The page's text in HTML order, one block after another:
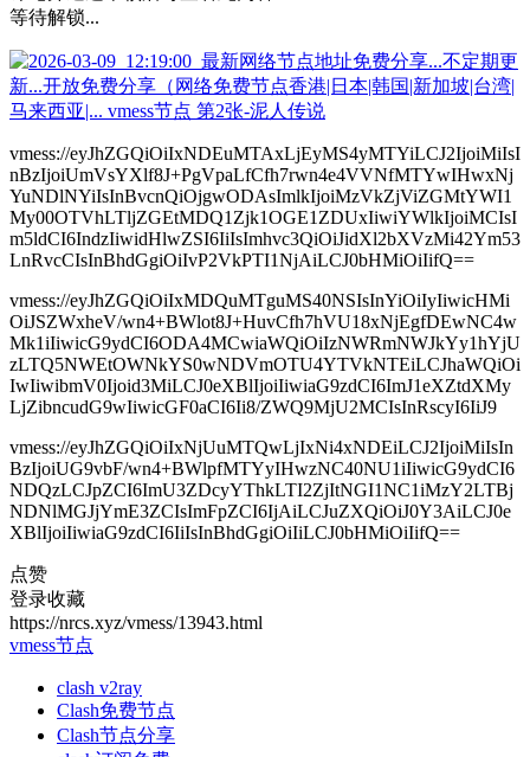
等待解锁...
vmess://eyJhZGQiOiIxNDEuMTAxLjEyMS4yMTYiLCJ2IjoiMiIsI
nBzIjoiUmVsYXlf8J+PgVpaLfCfh7rwn4e4VVNfMTYwIHwxNj
YuNDlNYiIsInBvcnQiOjgwODAsImlkIjoiMzVkZjViZGMtYWI1
My00OTVhLTljZGEtMDQ1Zjk1OGE1ZDUxIiwiYWlkIjoiMCIsI
m5ldCI6IndzIiwidHlwZSI6IiIsImhvc3QiOiJidXl2bXVzMi42Ym53
LnRvcCIsInBhdGgiOiIvP2VkPTI1NjAiLCJ0bHMiOiIifQ==
vmess://eyJhZGQiOiIxMDQuMTguMS40NSIsInYiOiIyIiwicHMi
OiJSZWxheV/wn4+BWlot8J+HuvCfh7hVU18xNjEgfDEwNC4w
Mk1iIiwicG9ydCI6ODA4MCwiaWQiOiIzNWRmNWJkYy1hYjU
zLTQ5NWEtOWNkYS0wNDVmOTU4YTVkNTEiLCJhaWQiOi
IwIiwibmV0Ijoid3MiLCJ0eXBlIjoiIiwiaG9zdCI6ImJ1eXZtdXMy
LjZibncudG9wIiwicGF0aCI6Ii8/ZWQ9MjU2MCIsInRscyI6IiJ9
vmess://eyJhZGQiOiIxNjUuMTQwLjIxNi4xNDEiLCJ2IjoiMiIsIn
BzIjoiUG9vbF/wn4+BWlpfMTYyIHwzNC40NU1iIiwicG9ydCI6
NDQzLCJpZCI6ImU3ZDcyYThkLTI2ZjItNGI1NC1iMzY2LTBj
NDNlMGJjYmE3ZCIsImFpZCI6IjAiLCJuZXQiOiJ0Y3AiLCJ0e
XBlIjoiIiwiaG9zdCI6IiIsInBhdGgiOiIiLCJ0bHMiOiIifQ==
点赞
登录收藏
https://nrcs.xyz/vmess/13943.html
vmess节点
clash v2ray
Clash免费节点
Clash节点分享